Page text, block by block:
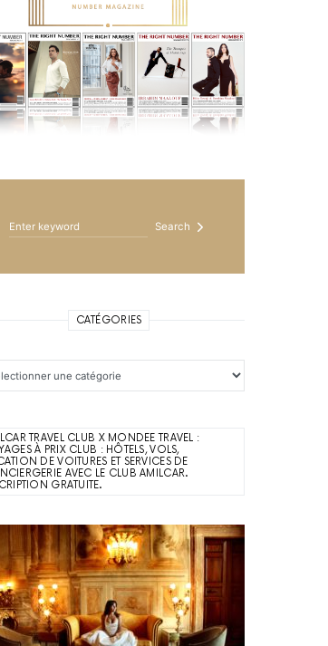
Search
CATÉGORIES
TRAVEL CLUB X MONDEE TRAVEL :
À PRIX CLUB : HÔTELS, VOLS,
DE VOITURES ET SERVICES DE
AVEC LE CLUB AMILCAR.
GRATUITE.